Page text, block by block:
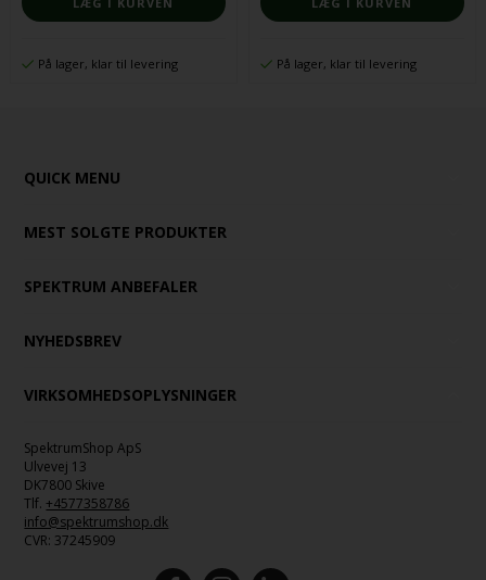
På lager, klar til levering På lager, klar til levering
QUICK MENU
MEST SOLGTE PRODUKTER
SPEKTRUM ANBEFALER
NYHEDSBREV
VIRKSOMHEDSOPLYSNINGER
SpektrumShop ApS
Ulvevej 13
DK7800 Skive
Tlf. +4577358786
info@spektrumshop.dk
CVR: 37245909